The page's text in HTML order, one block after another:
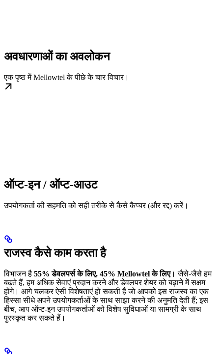
अवधारणाओं का अवलोकन
एक पृष्ठ में Mellowtel के पीछे के चार विचार।
ऑप्ट-इन / ऑप्ट-आउट
उपयोगकर्ता की सहमति को सही तरीके से कैसे कैप्चर (और रद्द) करें।
राजस्व कैसे काम करता है
विभाजन है 55% डेवलपर्स के लिए, 45% Mellowtel के लिए। जैसे-जैसे हम
बढ़ते हैं, हम अधिक सेवाएं प्रदान करने और डेवलपर शेयर को बढ़ाने में सक्षम
होंगे। आगे चलकर ऐसी विशेषताएं हो सकती हैं जो आपको इस राजस्व का एक
हिस्सा सीधे अपने उपयोगकर्ताओं के साथ साझा करने की अनुमति देती हैं; इस
बीच, आप ऑप्ट-इन उपयोगकर्ताओं को विशेष सुविधाओं या सामग्री के साथ
पुरस्कृत कर सकते हैं।